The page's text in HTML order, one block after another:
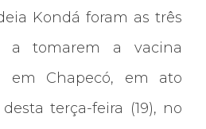
Kondá foram as três
a tomarem a vacina
em Chapecó, em ato
terça-feira (19), no